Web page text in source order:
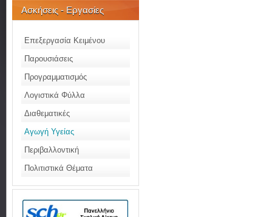
Ασκήσεις - Εργασίες
Επεξεργασία Κειμένου
Παρουσιάσεις
Προγραμματισμός
Λογιστικά Φύλλα
Διαθεματικές
Αγωγή Υγείας
Περιβαλλοντική
Πολιτιστικά Θέματα